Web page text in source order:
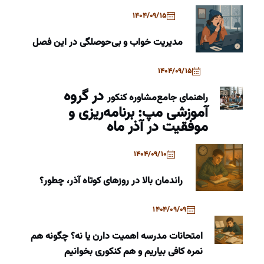
1404/09/15
مدیریت خواب و بی‌حوصلگی در این فصل
1404/09/15
راهنمای جامعمشاوره کنکوردر گروه
آموزشی مپ: برنامه‌ریزی و
موفقیت در آذر ماه
1404/09/10
راندمان بالا در روزهای کوتاه آذر، چطور؟
1404/09/09
امتحانات مدرسه اهمیت دارن یا نه؟ چگونه هم
نمره کافی بیاریم و هم کنکوری بخوانیم